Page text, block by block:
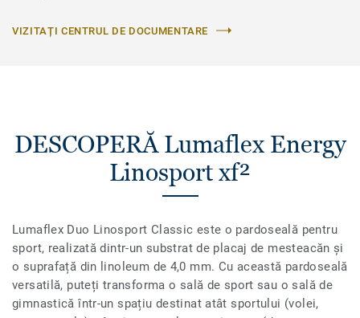
VIZITAȚI CENTRUL DE DOCUMENTARE
DESCOPERĂ Lumaflex Energy
Linosport xf²
Lumaflex Duo Linosport Classic este o pardoseală pentru
sport, realizată dintr-un substrat de placaj de mesteacăn și
o suprafață din linoleum de 4,0 mm. Cu această pardoseală
versatilă, puteți transforma o sală de sport sau o sală de
gimnastică într-un spațiu destinat atât sportului (volei,